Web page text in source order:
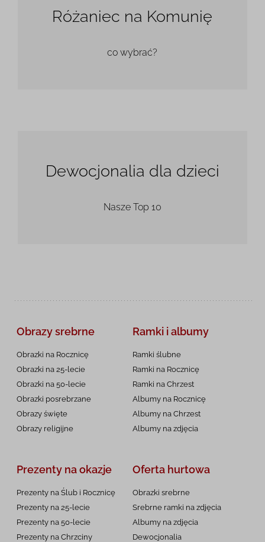
Różaniec na Komunię
co wybrać?
Dewocjonalia dla dzieci
Nasze Top 10
Obrazy srebrne
Obrazki na Rocznicę
Obrazki na 25-lecie
Obrazki na 50-lecie
Obrazki posrebrzane
Obrazy święte
Obrazy religijne
Ramki i albumy
Ramki ślubne
Ramki na Rocznicę
Ramki na Chrzest
Albumy na Rocznicę
Albumy na Chrzest
Albumy na zdjęcia
Prezenty na okazje
Prezenty na Ślub i Rocznicę
Prezenty na 25-lecie
Prezenty na 50-lecie
Prezenty na Chrzciny
Oferta hurtowa
Obrazki srebrne
Srebrne ramki na zdjęcia
Albumy na zdjęcia
Dewocjonalia